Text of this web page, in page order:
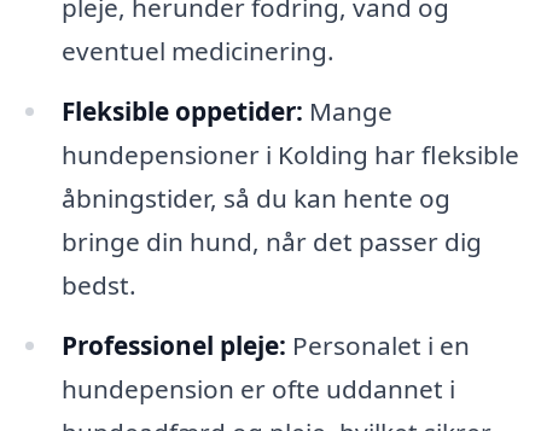
pleje, herunder fodring, vand og
eventuel medicinering.
Fleksible oppetider: Mange
hundepensioner i Kolding har fleksible
åbningstider, så du kan hente og
bringe din hund, når det passer dig
bedst.
Professionel pleje: Personalet i en
hundepension er ofte uddannet i